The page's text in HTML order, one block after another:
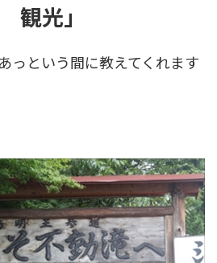
観光」
っという間に教えてくれます